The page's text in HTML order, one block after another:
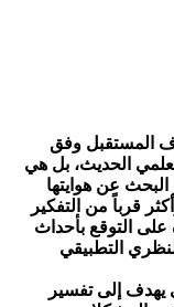
المستقبل وفق
الحديث، بل هي
البحث عن هوايتها
قرباً من التفكير
على التوقع بأحداث
التطبيقي
يهدف إلى تفسير